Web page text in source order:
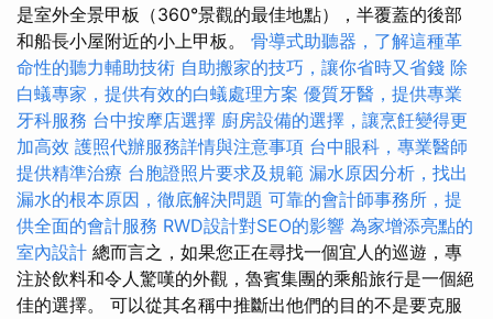
是室外全景甲板（360°景觀的最佳地點），半覆蓋的後部
和船長小屋附近的小上甲板。 骨導式助聽器，了解這種革
命性的聽力輔助技術 自助搬家的技巧，讓你省時又省錢 除
白蟻專家，提供有效的白蟻處理方案 優質牙醫，提供專業
牙科服務 台中按摩店選擇 廚房設備的選擇，讓烹飪變得更
加高效 護照代辦服務詳情與注意事項 台中眼科，專業醫師
提供精準治療 台胞證照片要求及規範 漏水原因分析，找出
漏水的根本原因，徹底解決問題 可靠的會計師事務所，提
供全面的會計服務 RWD設計對SEO的影響 為家增添亮點的
室內設計 總而言之，如果您正在尋找一個宜人的巡遊，專
注於飲料和令人驚嘆的外觀，魯賓集團的乘船旅行是一個絕
佳的選擇。 可以從其名稱中推斷出他們的目的不是要克服